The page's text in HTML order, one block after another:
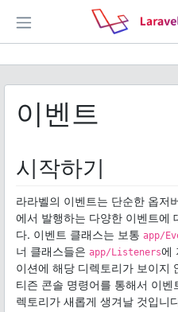
이벤트
시작하기
라라벨의 이벤트는 단순한 옵저
에서 발행하는 다양한 이벤트에
다. 이벤트 클래스는 보통 app/
너 클래스들은 app/Listeners에
이션에 해당 디렉토리가 보이지
티즌 콘솔 명령어를 통해서 이
렉토리가 새롭게 생겨날 것입니